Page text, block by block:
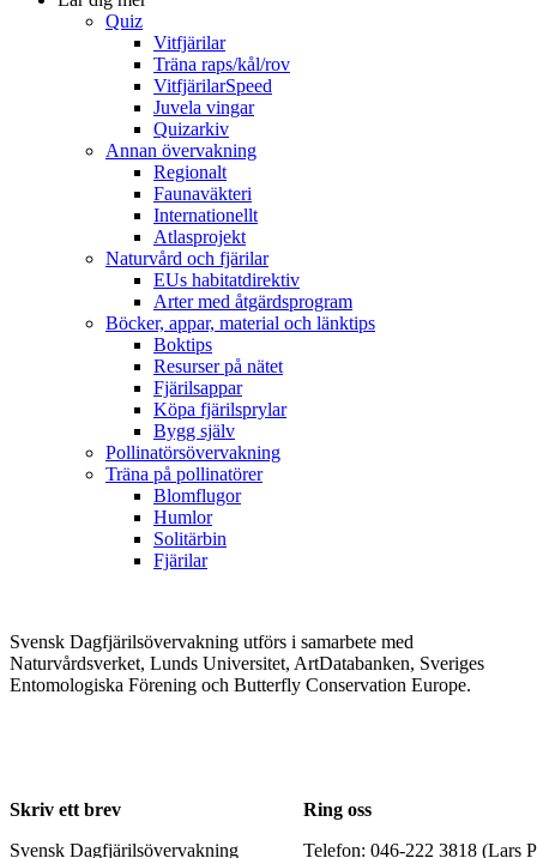
Quiz
Vitfjärilar
Träna raps/kål/rov
VitfjärilarSpeed
Juvela vingar
Quizarkiv
Annan övervakning
Regionalt
Faunaväkteri
Internationellt
Atlasprojekt
Naturvård och fjärilar
EUs habitatdirektiv
Arter med åtgärdsprogram
Böcker, appar, material och länktips
Boktips
Resurser på nätet
Fjärilsappar
Köpa fjärilsprylar
Bygg själv
Pollinatörsövervakning
Träna på pollinatörer
Blomflugor
Humlor
Solitärbin
Fjärilar
Svensk Dagfjärilsövervakning utförs i samarbete med
Naturvårdsverket, Lunds Universitet, ArtDatabanken, Sveriges
Entomologiska Förening och Butterfly Conservation Europe.
Skriv ett brev
Svensk Dagfjärilsövervakning
Ring oss
Telefon: 046-222 3818 (Lars